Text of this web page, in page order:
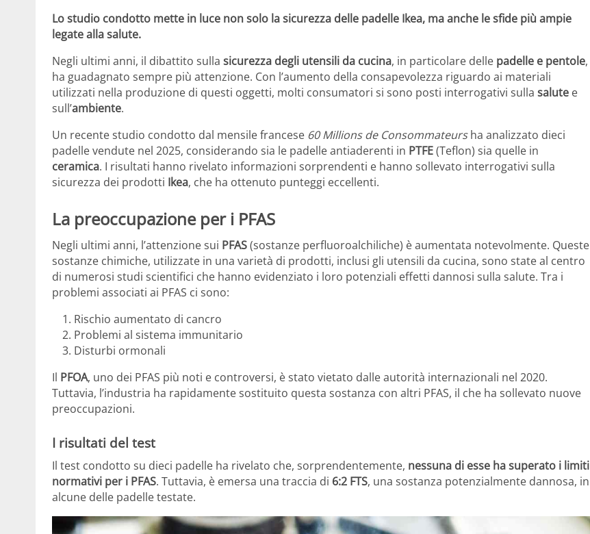
Lo studio condotto mette in luce non solo la sicurezza delle padelle Ikea, ma anche le sfide più ampie
legate alla salute.
Negli ultimi anni, il dibattito sulla sicurezza degli utensili da cucina, in particolare delle padelle e pentole,
ha guadagnato sempre più attenzione. Con l’aumento della consapevolezza riguardo ai materiali
utilizzati nella produzione di questi oggetti, molti consumatori si sono posti interrogativi sulla salute e
sull’ambiente.
Un recente studio condotto dal mensile francese 60 Millions de Consommateursha analizzato dieci
padelle vendute nel 2025, considerando sia le padelle antiaderenti in PTFE(Teflon) sia quelle in
ceramica. I risultati hanno rivelato informazioni sorprendenti e hanno sollevato interrogativi sulla
sicurezza dei prodotti Ikea, che ha ottenuto punteggi eccellenti.
La preoccupazione per i PFAS
Negli ultimi anni, l’attenzione sui PFAS(sostanze perfluoroalchiliche) è aumentata notevolmente. Queste
sostanze chimiche, utilizzate in una varietà di prodotti, inclusi gli utensili da cucina, sono state al centro
di numerosi studi scientifici che hanno evidenziato i loro potenziali effetti dannosi sulla salute. Tra i
problemi associati ai PFAS ci sono:
Rischio aumentato di cancro
Problemi al sistema immunitario
Disturbi ormonali
Il PFOA, uno dei PFAS più noti e controversi, è stato vietato dalle autorità internazionali nel 2020.
Tuttavia, l’industria ha rapidamente sostituito questa sostanza con altri PFAS, il che ha sollevato nuove
preoccupazioni.
I risultati del test
Il test condotto su dieci padelle ha rivelato che, sorprendentemente, nessuna di esse ha superato i limiti
normativi per i PFAS. Tuttavia, è emersa una traccia di 6:2 FTS, una sostanza potenzialmente dannosa, in
alcune delle padelle testate.